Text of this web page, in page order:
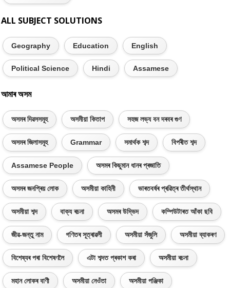
ALL SUBJECT SOLUTIONS
Geography Education English
Political Science Hindi Assamese
আমাৰ অসম
অসমৰ দিৱসসমূহ অসমীয়া কিতাপ সহজ লভ্য বন দৰবৰ গুণ
অসমৰ জিলাসমূহ Grammar সমাৰ্থক শব্দ বিপৰীত শব্দ
Assamese People অসমৰ কিছুমান ধানৰ প্ৰজাতি
অসমৰ জনপ্ৰিয় লোক অসমীয়া কাহিনী ভাৰতবৰ্ষৰ প্ৰৱিত্ৰ তীৰ্থস্থান
অসমীয়া শব্দ বাক্য ৰচনা অসমৰ উদ্ভিদ কম্পিউটাৰত আঁকা ছবি
জীৱ-জন্তু নাম গণিতৰ সূত্ৰাৱলী অসমীয়া সঁজুলি অসমীয়া ব্যাকৰণ
বিশেষ্যৰ পৰা বিশেষণলৈ এটা শব্দত প্ৰকাশ কৰা অসমীয়া ৰচনা
মহান লোকৰ বাণী অসমীয়া নেওঁতা অসমীয়া পঞ্জিকা